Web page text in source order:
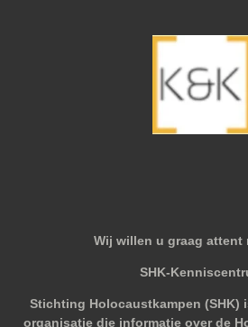
Wij willen u graag attent
SHK-
Stichting Holocaustkampen (SHK)
organisatie die informatie over de